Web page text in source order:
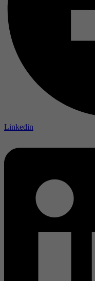
Linkedin